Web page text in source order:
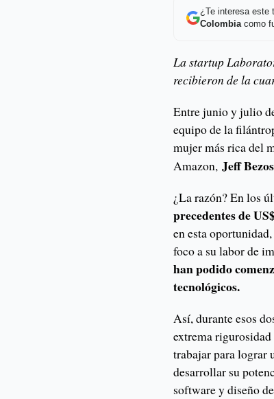
¿Te interesa este
Colombiacomo
La startup
recibieron de la
Entre junio y julio
equipo de la
mujer más rica del
Amazon,Jeff Bezos
¿La razón? En los
precedentes de
en esta
foco a su labor de
han podido
tecnológicos.
Así, durante esos
extrema
trabajar para lograr
desarrollar su
software y diseño